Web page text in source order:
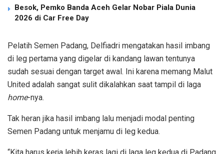
Besok, Pemko Banda Aceh Gelar Nobar Piala Dunia
2026 di Car Free Day
Pelatih Semen Padang, Delfiadri mengatakan hasil imbang
di leg pertama yang digelar di kandang lawan tentunya
sudah sesuai dengan target awal. Ini karena memang Malut
United adalah sangat sulit dikalahkan saat tampil di laga
home-nya.
Tak heran jika hasil imbang lalu menjadi modal penting
Semen Padang untuk menjamu di leg kedua.
“Kita harus kerja lebih keras lagi di laga leg kedua di Padang